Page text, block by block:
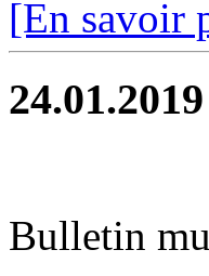
[En savoir
24.01.2019
Bulletin